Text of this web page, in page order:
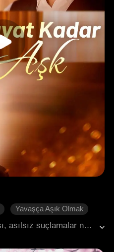
Yavaşça Aşık Olmak
Eva on yaşındayken babası, asılsız suçlamalar nedeniyle trajik bir şekilde hayatını kaybetti ve onun dünyasını yerle bir etti. Yıllar sonra, adaleti sağlamak için gereken araçlarla donanmış bir şekilde, baş şüphelinin oğlu Roger'a yaklaştı; çünkü onun babasının kaderiyle bir şekilde bağlantılı olduğuna inanıyordu. Ancak Roger, onun gizli kimliğini çoktan çözmüştü; gözlerinde on yıllık bir suçluluk ve pişmanlık okunuyordu. Eski davaya dair sis perdesi kalkıp gerçek suçlu ortaya çıktığında, Eva ve Roger birlikte olmanın bir yolunu buldular.